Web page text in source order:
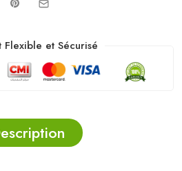
Flexible et Sécurisé